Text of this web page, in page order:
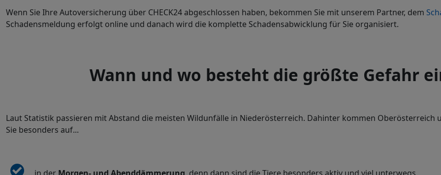
Wenn Sie Ihre Autoversicherung über CHECK24 abgeschlossen haben, bekommen Sie mit unserem Partner, dem
Schadensmeldung erfolgt online und danach wird die komplette Schadensabwicklung für Sie organisiert.
Wann und wo besteht die größte Gefahr
Laut Statistik passieren mit Abstand die meisten Wildunfälle in Niederösterreich. Dahinter kommen Oberösterreich
Sie besonders auf...